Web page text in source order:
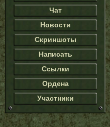
Чат
Новости
Скриншоты
Написать
Ссылки
Ордена
Участники